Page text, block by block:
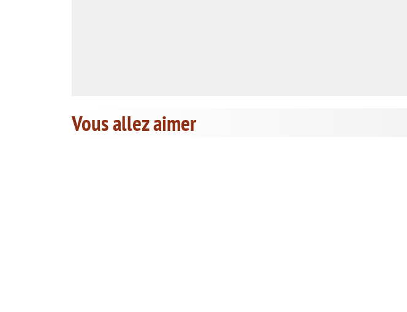
Vous allez aimer